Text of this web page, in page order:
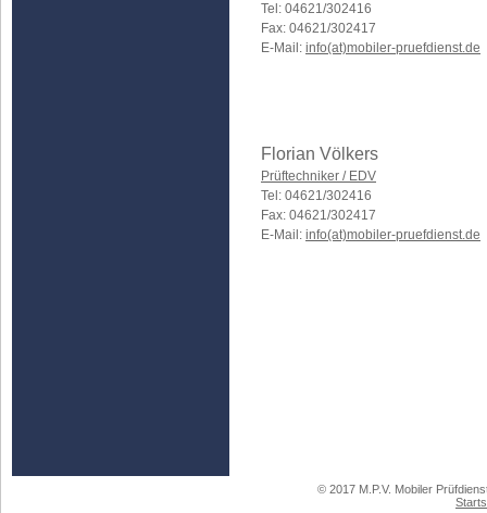
Tel: 04621/302416
Fax: 04621/302417
E-Mail: info(at)mobiler-pruefdienst.de
Florian Völkers
Prüftechniker / EDV
Tel: 04621/302416
Fax: 04621/302417
E-Mail: info(at)mobiler-pruefdienst.de
© 2017 M.P.V. Mobiler